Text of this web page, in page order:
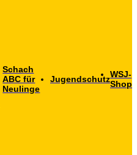
Schach
ABC für
Neulinge
JugendschutzWSJ-
Shop